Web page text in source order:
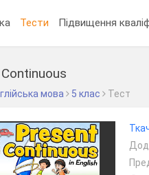
Тести Підвищення
мова 5 клас Тест